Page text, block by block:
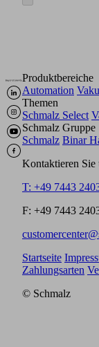
Produktbereiche
Automation
Themen
Schmalz Select
Schmalz Gruppe
Schmalz Binar
Kontaktieren Sie
T: +49 7443
F: +49 7443
Startseite
Zahlungsarten
© Schmalz